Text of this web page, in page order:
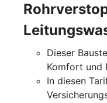
Dieser
Komfort und
In diesen